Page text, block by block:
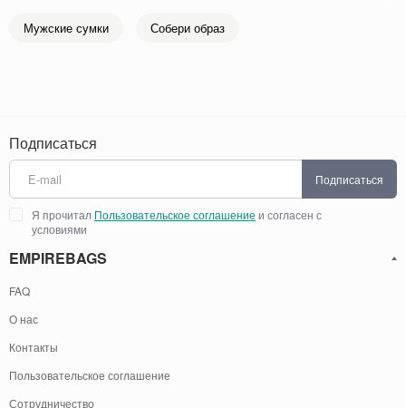
Мужские сумки Собери образ
Подписаться
Подписаться
Я прочитал Пользовательское соглашение и согласен с
условиями
EMPIREBAGS
FAQ
О нас
Контакты
Пользовательское соглашение
Сотрудничество